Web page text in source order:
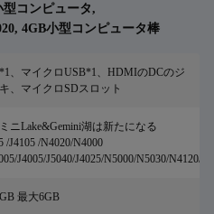
型コンピュータ,
, 4GB小型コンピュータ棒
、マイクロUSB*1、HDMIのDCのジ
、マイクロSDスロット
ニLake&Gemini湖は新たになる
/J4105 /N4020/N4000
J4005/J5040/J4025/N5000/N5030/N4120/
最大6GB